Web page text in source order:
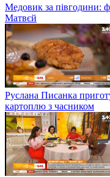
Медовик за півгодини:
Матвєй
Руслана Писанка
картоплю з часником